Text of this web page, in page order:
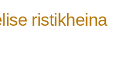
ristikheina